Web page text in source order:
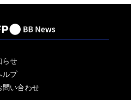
らせ
ルプ
問い合わせ